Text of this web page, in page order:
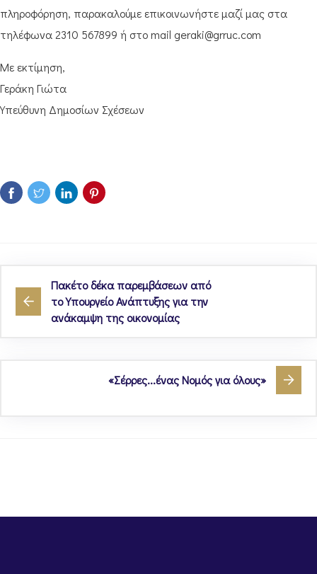
πληροφόρηση, παρακαλούμε επικοινωνήστε μαζί μας στα
τηλέφωνα 2310 567899 ή στο mail geraki@grruc.com
Με εκτίμηση,
Γεράκη Γιώτα
Υπεύθυνη Δημοσίων Σχέσεων
Πακέτο δέκα παρεμβάσεων από
το Υπουργείο Ανάπτυξης για την
ανάκαμψη της οικονομίας
«Σέρρες...ένας Νομός για όλους»